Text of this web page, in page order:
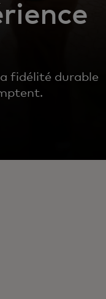
fidélité durable